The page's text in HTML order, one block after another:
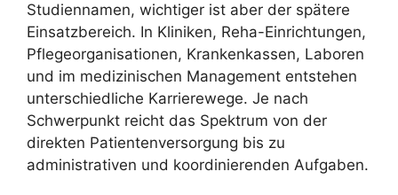
Studiennamen, wichtiger ist aber der spätere
Einsatzbereich. In Kliniken, Reha-Einrichtungen,
Pflegeorganisationen, Krankenkassen, Laboren
und im medizinischen Management entstehen
unterschiedliche Karrierewege. Je nach
Schwerpunkt reicht das Spektrum von der
direkten Patientenversorgung bis zu
administrativen und koordinierenden Aufgaben.